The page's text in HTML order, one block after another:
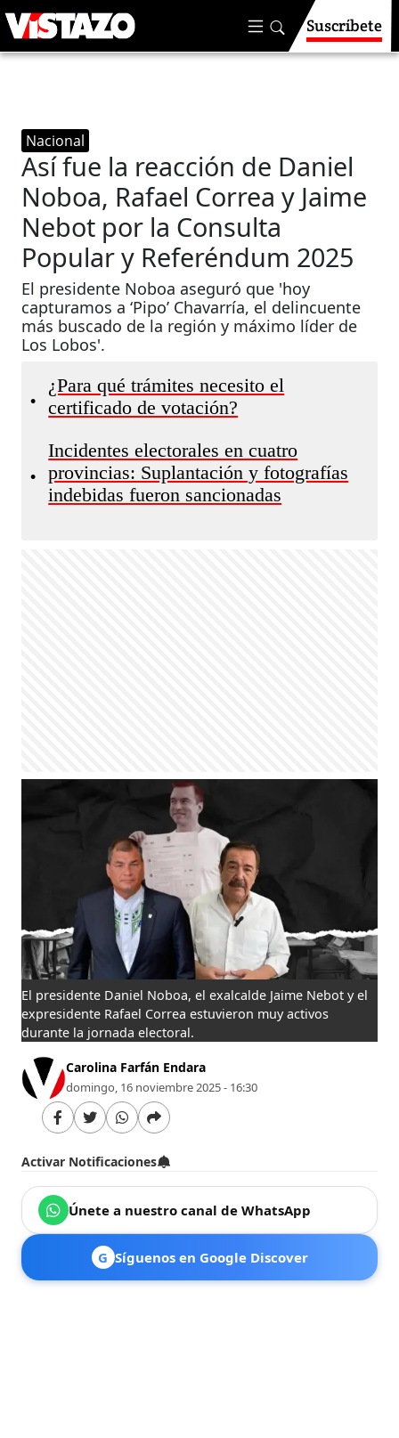
Suscríbete
Nacional
Así fue la reacción de Daniel
Noboa, Rafael Correa y Jaime
Nebot por la Consulta
Popular y Referéndum 2025
El presidente Noboa aseguró que 'hoy
capturamos a ‘Pipo’ Chavarría, el delincuente
más buscado de la región y máximo líder de
Los Lobos'.
•
¿Para qué trámites necesito el
certificado de votación?
•
Incidentes electorales en cuatro
provincias: Suplantación y fotografías
indebidas fueron sancionadas
El presidente Daniel Noboa, el exalcalde Jaime Nebot y el
expresidente Rafael Correa estuvieron muy activos
durante la jornada electoral.
Carolina Farfán Endara
domingo, 16 noviembre 2025 - 16:30
Activar Notificaciones
Únete a nuestro canal de WhatsApp
G Síguenos en Google Discover